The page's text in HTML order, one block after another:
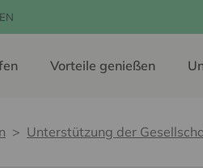
Vorteile genießen
Unterstützung der